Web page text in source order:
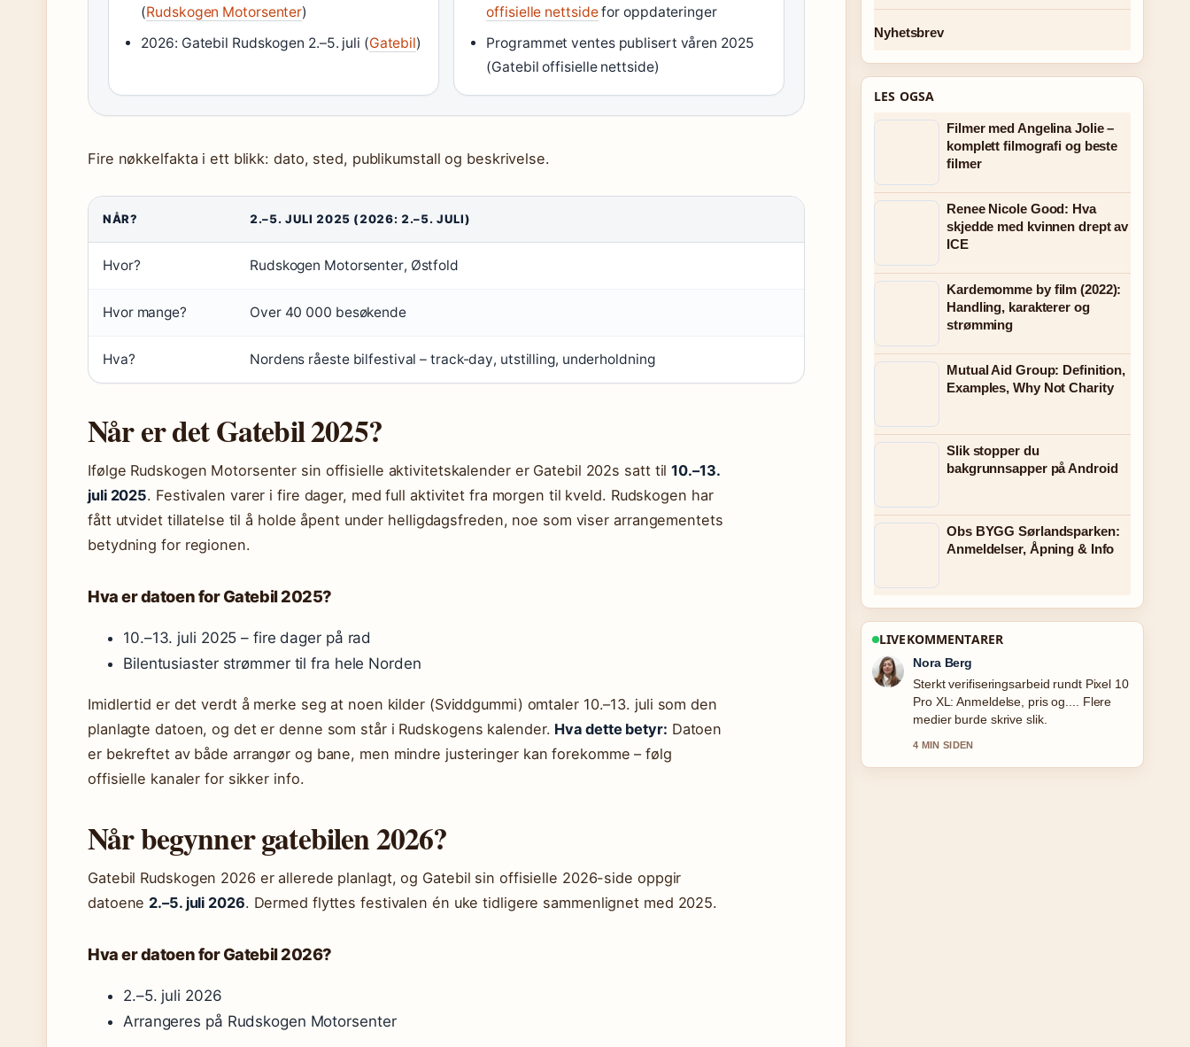
(Rudskogen Motorsenter)
2026: Gatebil Rudskogen 2.–5. juli (Gatebil)
offisielle nettsidefor oppdateringer
Programmet ventes publisert våren 2025
(Gatebil offisielle nettside)
Fire nøkkelfakta i ett blikk: dato, sted, publikumstall og beskrivelse.
NÅR? 2.–5. JULI 2025 (2026: 2.–5. JULI)
Hvor? Rudskogen Motorsenter, Østfold
Hvor mange? Over 40 000 besøkende
Hva? Nordens råeste bilfestival – track-day, utstilling, underholdning
Når er det Gatebil 2025?
Ifølge Rudskogen Motorsenter sin offisielle aktivitetskalender er Gatebil 202s satt til10.–13.
juli 2025. Festivalen varer i fire dager, med full aktivitet fra morgen til kveld. Rudskogen har
fått utvidet tillatelse til å holde åpent under helligdagsfreden, noe som viser arrangementets
betydning for regionen.
Hva er datoen for Gatebil 2025?
10.–13. juli 2025 – fire dager på rad
Bilentusiaster strømmer til fra hele Norden
Imidlertid er det verdt å merke seg at noen kilder (Sviddgummi) omtaler 10.–13. juli som den
planlagte datoen, og det er denne som står i Rudskogens kalender. Hva dette betyr: Datoen
er bekreftet av både arrangør og bane, men mindre justeringer kan forekomme – følg
offisielle kanaler for sikker info.
Når begynner gatebilen 2026?
Gatebil Rudskogen 2026 er allerede planlagt, og Gatebil sin offisielle 2026-side oppgir
datoene 2.–5. juli 2026. Dermed flyttes festivalen én uke tidligere sammenlignet med 2025.
Hva er datoen for Gatebil 2026?
2.–5. juli 2026
Arrangeres på Rudskogen Motorsenter
Nyhetsbrev
LES OGSA
Filmer med Angelina Jolie –
komplett filmografi og beste
filmer
Renee Nicole Good: Hva
skjedde med kvinnen drept av
ICE
Kardemomme by film (2022):
Handling, karakterer og
strømming
Mutual Aid Group: Definition,
Examples, Why Not Charity
Slik stopper du
bakgrunnsapper på Android
Obs BYGG Sørlandsparken:
Anmeldelser, Åpning & Info
LIVEKOMMENTARER
Emil Johansen
God gjennomgang av Mel gram til dl –
enkel omregning.... Dette er den klarest
oppsummeringen i dag.
6 MIN SIDEN